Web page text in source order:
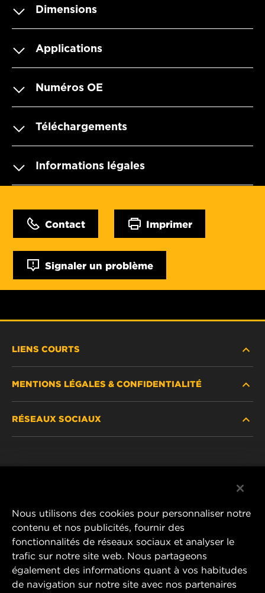
Dimensions
Applications
Numéros OE
Téléchargements
Informations légales
Contact Imprimer
Signaler un problème
LIENS COURTS
OÙ ACHETER
MENTIONS LÉGALES & CONFIDENTIALITÉ
RÉSEAUX SOCIAUX
MANN+HUMMEL FT Poland
ul. Wrocławska 145,
63-800 GOSTYŃ, POLAND
Nous utilisons des cookies pour personnaliser notre
contenu et nos publicités, fournir des
fonctionnalités de réseaux sociaux et analyser le
trafic sur notre site web. Nous partageons
également des informations quant à vos habitudes
de navigation sur notre site avec nos partenaires